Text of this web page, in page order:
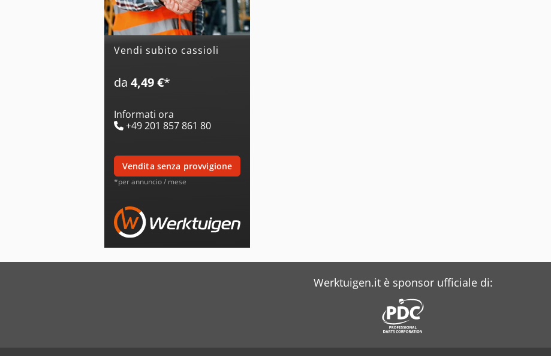
Vendi subito cassioli
da 4,49 €*
Informati ora
+49 201 857 861 80
vendita senza provvigione
*per annuncio / mese
Werktuigen.it è sponsor ufficiale di: